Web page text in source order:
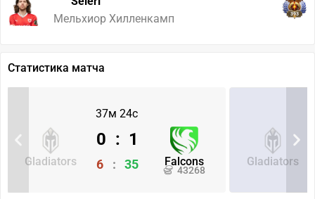
Мельхиор Хилленкамп
393
Статистика матча
37м 24с
Gladiators Falcons
43268
0 : 1
6 : 35 Gladiators